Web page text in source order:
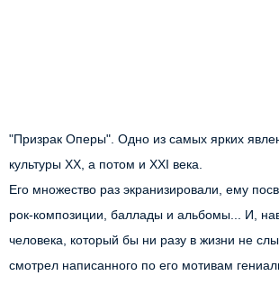
"Призрак Оперы". Одно из самых ярких
культуры ХХ, а потом и XXI века.
Его множество раз экранизировали, ему
рок-композиции, баллады и альбомы... И,
человека, который бы ни разу в жизни не
смотрел написанного по его мотивам